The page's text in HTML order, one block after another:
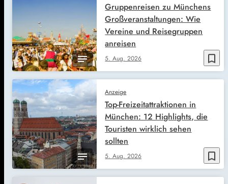
bookmark_border
5. Aug. 2026
Gruppenreisen zu Münchens
Großveranstaltungen: Wie
Vereine und Reisegruppen
anreisen
bookmark_border
Anzeige
5. Aug. 2026
Top-Freizeitattraktionen in
München: 12 Highlights, die
Touristen wirklich sehen
sollten